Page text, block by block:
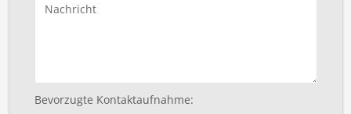
Nachricht
Bevorzugte Kontaktaufnahme: